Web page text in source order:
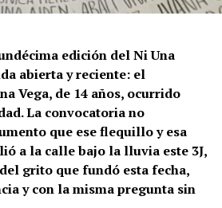
edición del Ni Una
abierta y reciente: el
Vega, de 14 años, ocurrido
La convocatoria no
que ese flequillo y esa
a la calle bajo la lluvia este 3J,
grito que fundó esta fecha,
y con la misma pregunta sin